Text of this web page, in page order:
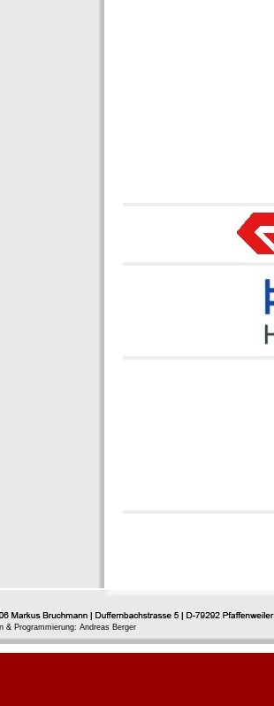
& Programmierung: Andreas Berger